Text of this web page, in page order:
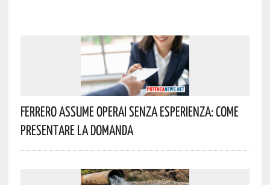
Ferrero Assume Operai Senza Esperienza: Come
Presentare La Domanda